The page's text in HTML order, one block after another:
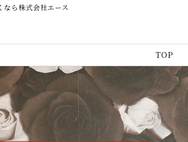
ら株式会社エース
TOP